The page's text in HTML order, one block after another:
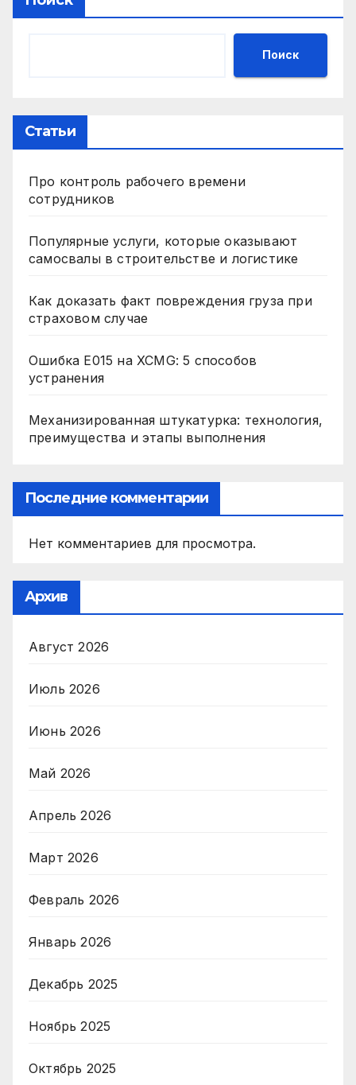
Поиск
Статьи
Про контроль рабочего времени
сотрудников
Популярные услуги, которые оказывают
самосвалы в строительстве и логистике
Как доказать факт повреждения груза при
страховом случае
Ошибка E015 на XCMG: 5 способов
устранения
Механизированная штукатурка: технология,
преимущества и этапы выполнения
Последние комментарии
Нет комментариев для просмотра.
Архив
Август 2026
Июль 2026
Июнь 2026
Май 2026
Апрель 2026
Март 2026
Февраль 2026
Январь 2026
Декабрь 2025
Ноябрь 2025
Октябрь 2025